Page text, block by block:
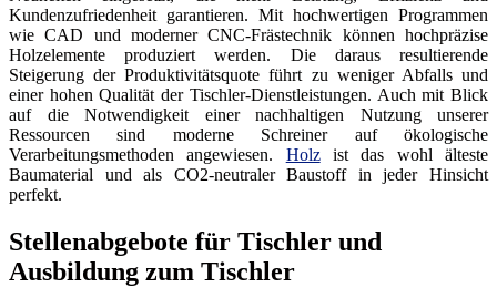
Kundenzufriedenheit garantieren. Mit hochwertigen Programmen
wie CAD und moderner CNC-Frästechnik können hochpräzise
Holzelemente produziert werden. Die daraus resultierende
Steigerung der Produktivitätsquote führt zu weniger Abfalls und
einer hohen Qualität der Tischler-Dienstleistungen. Auch mit Blick
auf die Notwendigkeit einer nachhaltigen Nutzung unserer
Ressourcen sind moderne Schreiner auf ökologische
Verarbeitungsmethoden angewiesen. Holzist das wohl älteste
Baumaterial und als CO2-neutraler Baustoff in jeder Hinsicht
perfekt.
Stellenabgebote für Tischler und
Ausbildung zum Tischler